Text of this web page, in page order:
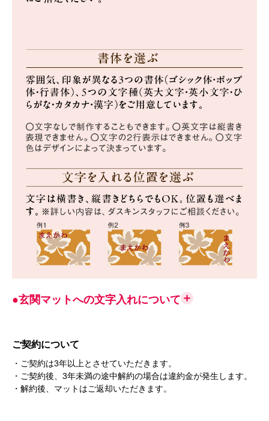
●玄関マットへの文字入れについて
ご契約について
・ご契約は3年以上とさせていただきます。
・ご契約後、3年未満の途中解約の場合は違約金が発生します。
・解約後、マットはご返却いただきます。